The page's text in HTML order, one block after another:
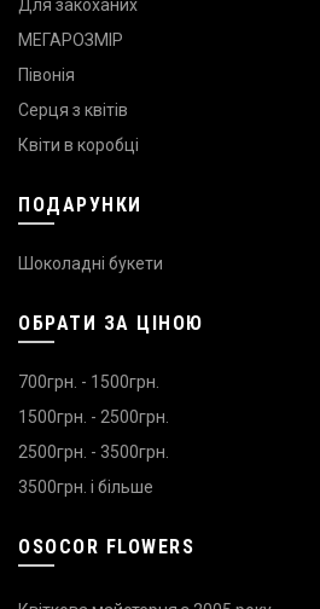
Для закоханих
МЕГАРОЗМІР
Півонія
Серця з квітів
Квіти в коробці
ПОДАРУНКИ
Шоколадні букети
ОБРАТИ ЗА ЦІНОЮ
700грн. - 1500грн.
1500грн. - 2500грн.
2500грн. - 3500грн.
3500грн. і більше
OSOCOR FLOWERS